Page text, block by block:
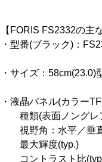
【FORIS FS2332の主
・型番(ブラック)：
・サイズ：58cm(23.0)
・液晶パネル(カラー
種類(表面ノングレ
視野角：水平／垂直
最大輝度(typ.)
コントラスト比